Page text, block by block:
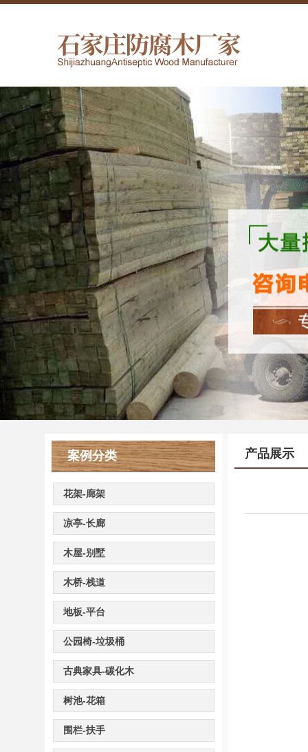
案例分类
花架-廊架
凉亭-长廊
木屋-别墅
木桥-栈道
地板-平台
公园椅-垃圾桶
古典家具-碳化木
树池-花箱
围栏-扶手
产品展示